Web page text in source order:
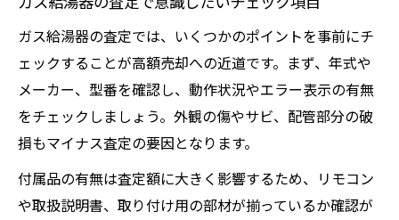
ガス給湯器の査定では、いくつかのポイントを事前にチ
ェックすることが高額売却への近道です。まず、年式や
メーカー、型番を確認し、動作状況やエラー表示の有無
をチェックしましょう。外観の傷やサビ、配管部分の破
損もマイナス査定の要因となります。
付属品の有無は査定額に大きく影響するため、リモコン
や取扱説明書、取り付け用の部材が揃っているか確認が